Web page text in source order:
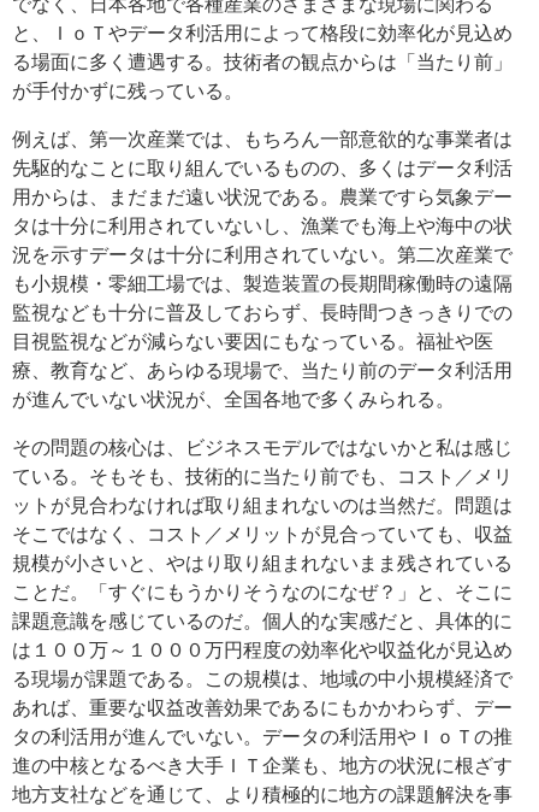
でなく、日本各地で各種産業のさまざまな現場に関わる
と、ＩｏＴやデータ利活用によって格段に効率化が見込め
る場面に多く遭遇する。技術者の観点からは「当たり前」
が手付かずに残っている。
例えば、第一次産業では、もちろん一部意欲的な事業者は
先駆的なことに取り組んでいるものの、多くはデータ利活
用からは、まだまだ遠い状況である。農業ですら気象デー
タは十分に利用されていないし、漁業でも海上や海中の状
況を示すデータは十分に利用されていない。第二次産業で
も小規模・零細工場では、製造装置の長期間稼働時の遠隔
監視なども十分に普及しておらず、長時間つきっきりでの
目視監視などが減らない要因にもなっている。福祉や医
療、教育など、あらゆる現場で、当たり前のデータ利活用
が進んでいない状況が、全国各地で多くみられる。
その問題の核心は、ビジネスモデルではないかと私は感じ
ている。そもそも、技術的に当たり前でも、コスト／メリ
ットが見合わなければ取り組まれないのは当然だ。問題は
そこではなく、コスト／メリットが見合っていても、収益
規模が小さいと、やはり取り組まれないまま残されている
ことだ。「すぐにもうかりそうなのになぜ？」と、そこに
課題意識を感じているのだ。個人的な実感だと、具体的に
は１００万～１０００万円程度の効率化や収益化が見込め
る現場が課題である。この規模は、地域の中小規模経済で
あれば、重要な収益改善効果であるにもかかわらず、デー
タの利活用が進んでいない。データの利活用やＩｏＴの推
進の中核となるべき大手ＩＴ企業も、地方の状況に根ざす
地方支社などを通じて、より積極的に地方の課題解決を事